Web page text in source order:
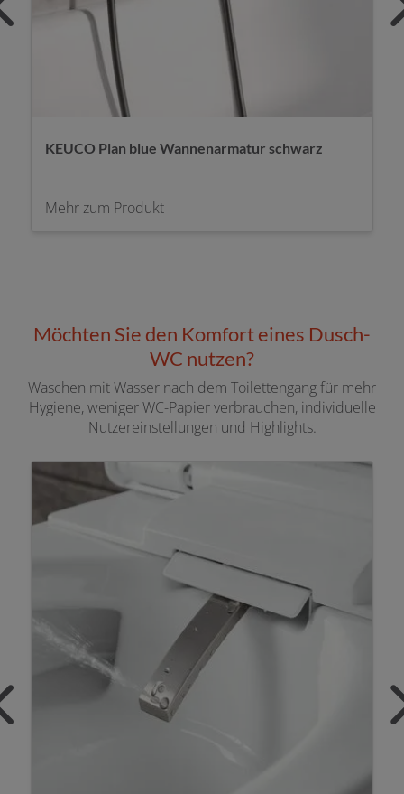
HANSAGENESIS Wannengarnitur Bronze
Möchten Sie den Komfort eines Dusch-
WC nutzen?
Waschen mit Wasser nach dem Toilettengang für mehr
Hygiene, weniger WC-Papier verbrauchen, individuelle
Nutzereinstellungen und Highlights.